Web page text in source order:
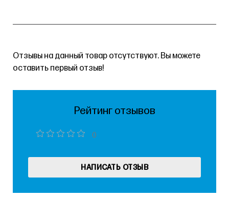
Отзывы на данный товар отсутствуют. Вы можете
оставить первый отзыв!
Рейтинг отзывов
0
НАПИСАТЬ ОТЗЫВ